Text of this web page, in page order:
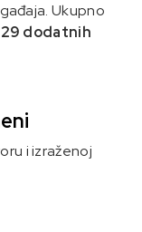
Ukupno
29 dodatnih
i izraženoj